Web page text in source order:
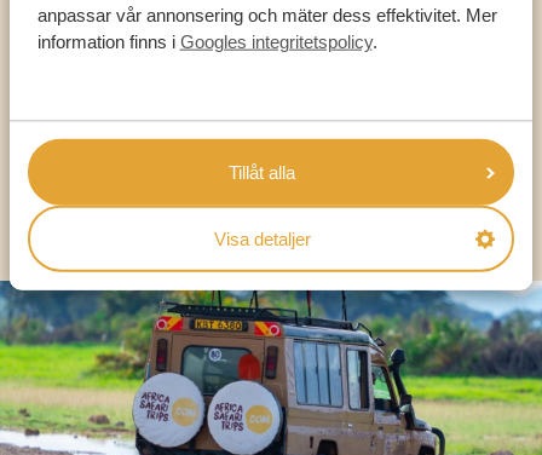
anpassar vår annonsering och mäter dess effektivitet. Mer
information finns i Googles integritetspolicy.
Tillåt alla
Visa detaljer
VÅRA SPECIALISTER FINNS HÄR FÖR ATT
HJÄLPA DIG
SV:+31 174 788 101
OLIKA LÄNDER